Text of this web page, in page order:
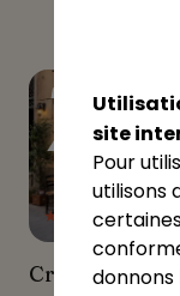
Crêperie O’Ptit
7
★★★★☆
Crêperie
site
Pour
utilisons
donnons